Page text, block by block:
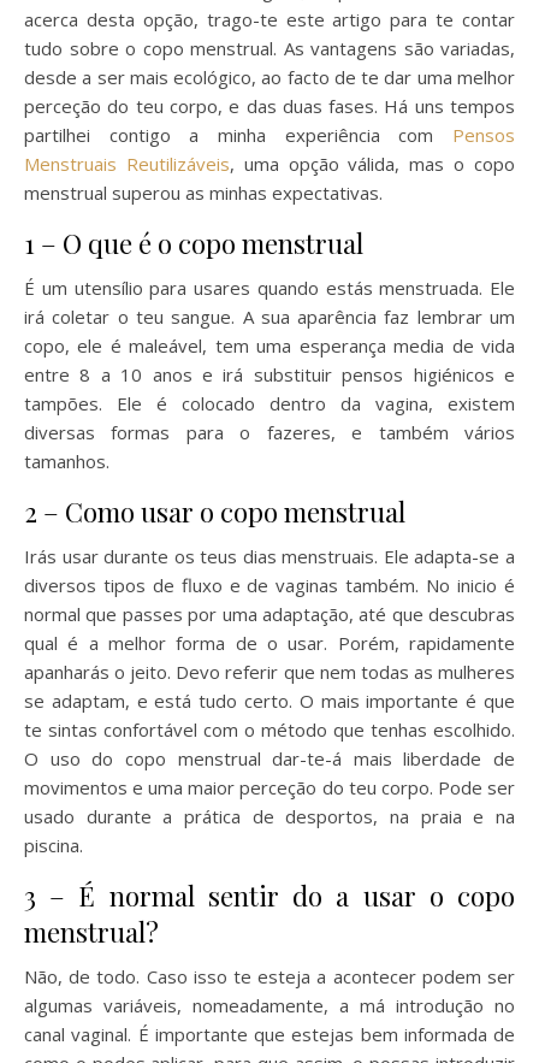
acerca desta opção, trago-te este artigo para te contar
tudo sobre o copo menstrual. As vantagens são variadas,
desde a ser mais ecológico, ao facto de te dar uma melhor
perceção do teu corpo, e das duas fases. Há uns tempos
partilhei contigo a minha experiência com Pensos
Menstruais Reutilizáveis, uma opção válida, mas o copo
menstrual superou as minhas expectativas.
1 – O que é o copo menstrual
É um utensílio para usares quando estás menstruada. Ele
irá coletar o teu sangue. A sua aparência faz lembrar um
copo, ele é maleável, tem uma esperança media de vida
entre 8 a 10 anos e irá substituir pensos higiénicos e
tampões. Ele é colocado dentro da vagina, existem
diversas formas para o fazeres, e também vários
tamanhos.
2 – Como usar o copo menstrual
Irás usar durante os teus dias menstruais. Ele adapta-se a
diversos tipos de fluxo e de vaginas também. No inicio é
normal que passes por uma adaptação, até que descubras
qual é a melhor forma de o usar. Porém, rapidamente
apanharás o jeito. Devo referir que nem todas as mulheres
se adaptam, e está tudo certo. O mais importante é que
te sintas confortável com o método que tenhas escolhido.
O uso do copo menstrual dar-te-á mais liberdade de
movimentos e uma maior perceção do teu corpo. Pode ser
usado durante a prática de desportos, na praia e na
piscina.
3 – É normal sentir do a usar o copo
menstrual?
Não, de todo. Caso isso te esteja a acontecer podem ser
algumas variáveis, nomeadamente, a má introdução no
canal vaginal. É importante que estejas bem informada de